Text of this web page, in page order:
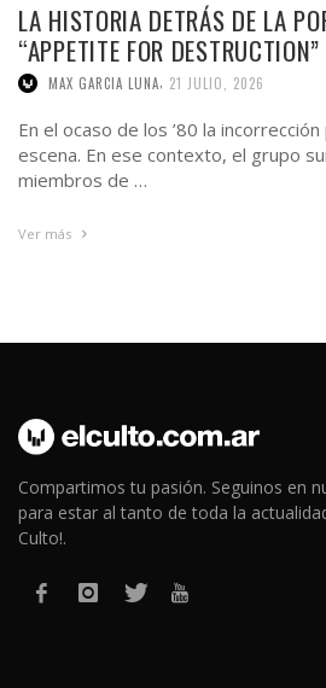
LA HISTORIA DETRÁS DE LA
“APPETITE FOR
MAX GARCIA LUNA 21 JULIO, 2026
En el ocaso de los ’80 la
escena. En ese contexto, el grupo
miembros de …
Ver más
Compartimos tu pasión. Seguinos en
para estar al tanto de toda la
Culto!.